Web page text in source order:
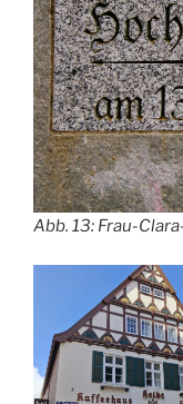
Abb. 13: Frau-